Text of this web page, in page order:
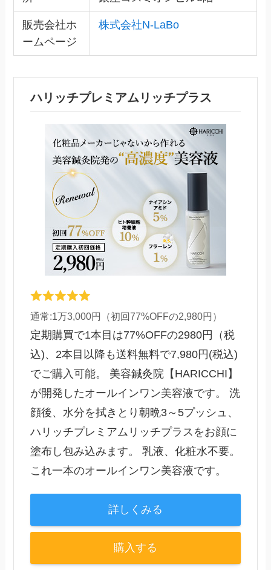
販売会社ホ
ームページ
株式会社N-LaBo
ハリッチプレミアムリッチプラス
通常:1万3,000円（初回77%OFFの2,980円）
定期購買で1本目は77%OFFの2980円（税
込)、2本目以降も送料無料で7,980円(税込)
でご購入可能。 美容鍼灸院【HARICCHI】
が開発したオールインワン美容液です。 洗
顔後、水分を拭きとり朝晩3～5プッシュ、
ハリッチプレミアムリッチプラスをお顔に
塗布し包み込みます。 乳液、化粧水不要。
これ一本のオールインワン美容液です。
詳しくみる
購入する